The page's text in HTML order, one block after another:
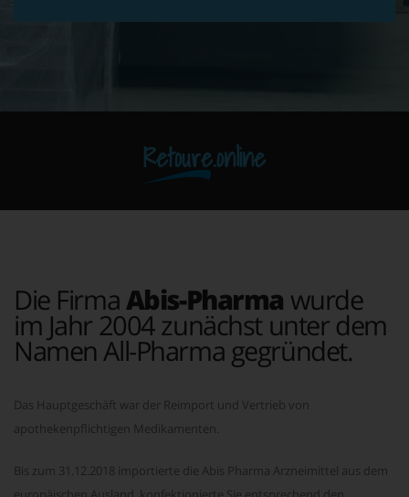
Retoure.online
Die Firma Abis-Pharma wurde
im Jahr 2004 zunächst unter dem
Namen All-Pharma gegründet.
Das Hauptgeschäft war der Reimport und Vertrieb von
apothekenpflichtigen Medikamenten.
Bis zum 31.12.2018 importierte die Abis Pharma Arzneimittel aus dem